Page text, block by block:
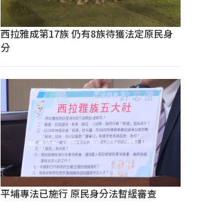
西拉雅成第17族 仍有8族待獲法定原民身
分
平埔專法已施行 原民身分法暫緩審查